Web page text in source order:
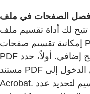
تتيح لك أداة تقسيم ملف PDF عبر الإنترنت من Acrobat
إمكانية تقسيم صفحات PDF وفصلها بسرعة حتى 20 ملف
PDF جديدًا دون الحاجة إلى تنزيل برنامج إضافي. أولاً، حدد
مستند PDF يضم 1,500 صفحة أو أقل، وسجل الدخول إلى
Acrobat. ثم بادر بإدراج حتى 19 خط تقسيم لتحديد عدد